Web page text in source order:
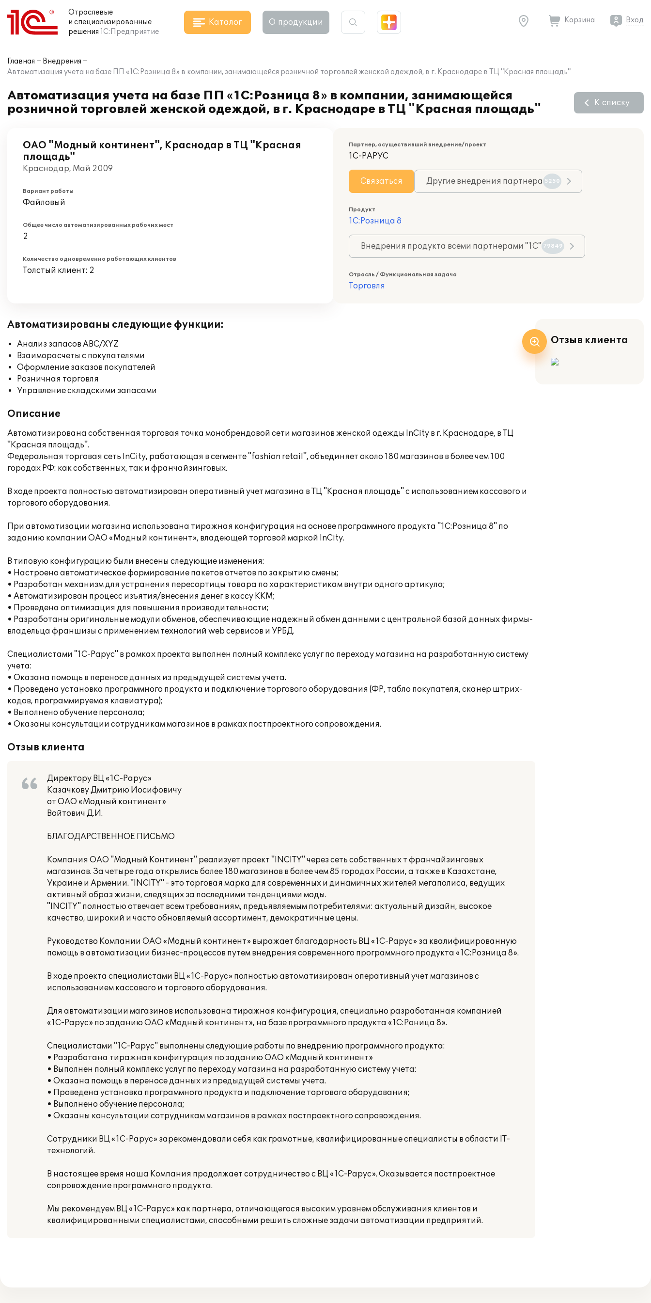
Отраслевые
и специализированные
решения 1С:Предприятие
Каталог О продукции Корзина Вход
Главная
Внедрения
Автоматизация учета на базе ПП «1С:Розница 8» в компании, занимающейся розничной торговлей женской одеждой, в г. Краснодаре в ТЦ "Красная площадь"
Автоматизация учета на базе ПП «1С:Розница 8» в компании, занимающейся
розничной торговлей женской одеждой, в г. Краснодаре в ТЦ "Красная площадь"
К списку
ОАО "Модный континент", Краснодар в ТЦ "Красная
площадь"
Краснодар, Май 2009
Вариант работы
Файловый
Общее число автоматизированных рабочих мест
2
Количество одновременно работающих клиентов
Толстый клиент: 2
Партнер, осуществивший внедрение/проект
1С-РАРУС
Связаться Другие внедрения партнера 5250
Продукт
1С:Розница 8
Внедрения продукта всеми партнерами "1С" 79849
Отрасль / Функциональная задача
Торговля
Автоматизированы следующие функции:
Анализ запасов ABC/XYZ
Взаиморасчеты с покупателями
Оформление заказов покупателей
Розничная торговля
Управление складскими запасами
Описание
Автоматизирована собственная торговая точка монобрендовой сети магазинов женской одежды InCity в г. Краснодаре, в ТЦ
"Красная площадь".
Федеральная торговая сеть InCity, работающая в сегменте "fashion retail", объединяет около 180 магазинов в более чем 100
городах РФ: как собственных, так и франчайзинговых.
В ходе проекта полностью автоматизирован оперативный учет магазина в ТЦ "Красная площадь" с использованием кассового и
торгового оборудования.
При автоматизации магазина использована тиражная конфигурация на основе программного продукта "1С:Розница 8" по
заданию компании ОАО «Модный континент», владеющей торговой маркой InCity.
В типовую конфигурацию были внесены следующие изменения:
• Настроено автоматическое формирование пакетов отчетов по закрытию смены;
• Разработан механизм для устранения пересортицы товара по характеристикам внутри одного артикула;
• Автоматизирован процесс изъятия/внесения денег в кассу ККМ;
• Проведена оптимизация для повышения производительности;
• Разработаны оригинальные модули обменов, обеспечивающие надежный обмен данными с центральной базой данных фирмы-
владельца франшизы с применением технологий web сервисов и УРБД.
Специалистами "1С-Рарус" в рамках проекта выполнен полный комплекс услуг по переходу магазина на разработанную систему
учета:
• Оказана помощь в переносе данных из предыдущей системы учета.
• Проведена установка программного продукта и подключение торгового оборудования (ФР, табло покупателя, сканер штрих-
кодов, программируемая клавиатура);
• Выполнено обучение персонала;
• Оказаны консультации сотрудникам магазинов в рамках постпроектного сопровождения.
Отзыв клиента
Директору ВЦ «1С-Рарус»
Казачкову Дмитрию Иосифовичу
от ОАО «Модный континент»
Войтович Д.И.
БЛАГОДАРСТВЕННОЕ ПИСЬМО
Компания ОАО "Модный Континент" реализует проект "INCITY" через сеть собственных т франчайзинговых
магазинов. За четыре года открылись более 180 магазинов в более чем 85 городах России, а также в Казахстане,
Украине и Армении. "INCITY" - это торговая марка для современных и динамичных жителей мегаполиса, ведущих
активный образ жизни, следящих за последними тенденциями моды.
"INCITY" полностью отвечает всем требованиям, предъявляемым потребителями: актуальный дизайн, высокое
качество, широкий и часто обновляемый ассортимент, демократичные цены.
Руководство Компании ОАО «Модный континент» выражает благодарность ВЦ «1С-Рарус» за квалифицированную
помощь в автоматизации бизнес-процессов путем внедрения современного программного продукта «1С:Розница 8».
В ходе проекта специалистами ВЦ «1С-Рарус» полностью автоматизирован оперативный учет магазинов с
использованием кассового и торгового оборудования.
Для автоматизации магазинов использована тиражная конфигурация, специально разработанная компанией
«1С-Рарус» по заданию ОАО «Модный континент», на базе программного продукта «1С:Роница 8».
Специалистами "1С-Рарус" выполнены следующие работы по внедрению программного продукта:
• Разработана тиражная конфигурация по заданию ОАО «Модный континент»
• Выполнен полный комплекс услуг по переходу магазина на разработанную систему учета:
• Оказана помощь в переносе данных из предыдущей системы учета.
• Проведена установка программного продукта и подключение торгового оборудования;
• Выполнено обучение персонала;
• Оказаны консультации сотрудникам магазинов в рамках постпроектного сопровождения.
Сотрудники ВЦ «1С-Рарус» зарекомендовали себя как грамотные, квалифицированные специалисты в области IT-
технологий.
В настоящее время наша Компания продолжает сотрудничество с ВЦ «1С-Рарус». Оказывается постпроектное
сопровождение программного продукта.
Мы рекомендуем ВЦ «1С-Рарус» как партнера, отличающегося высоким уровнем обслуживания клиентов и
квалифицированными специалистами, способными решить сложные задачи автоматизации предприятий.
Отзыв клиента